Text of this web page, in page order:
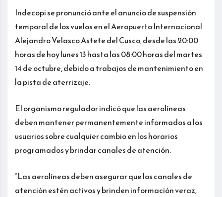
Indecopi se pronunció ante el anuncio de suspensión
temporal de los vuelos en el Aeropuerto Internacional
Alejandro Velasco Astete del Cusco, desde las 20:00
horas de hoy lunes 13 hasta las 08:00 horas del martes
14 de octubre, debido a trabajos de mantenimiento en
la pista de aterrizaje.
El organismo regulador indicó que las aerolíneas
deben mantener permanentemente informados a los
usuarios sobre cualquier cambio en los horarios
programados y brindar canales de atención.
“Las aerolíneas deben asegurar que los canales de
atención estén activos y brinden información veraz,